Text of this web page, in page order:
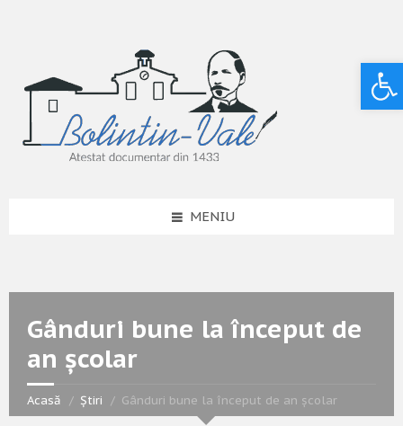
MENIU
Gânduri bune la început de
an școlar
Acasă Știri Gânduri bune la început de an școlar
Deschide bara de unelte